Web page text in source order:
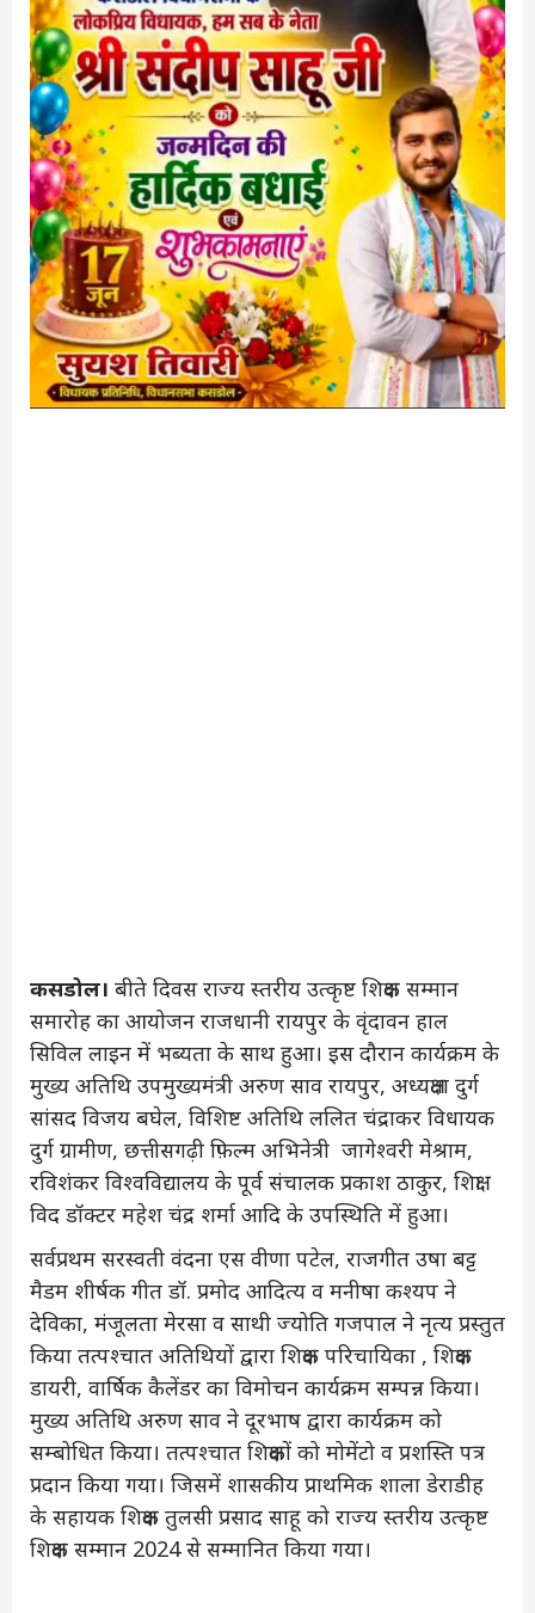
कसडोल। बीते दिवस राज्य स्तरीय उत्कृष्ट शिक्षक सम्मान
समारोह का आयोजन राजधानी रायपुर के वृंदावन हाल
सिविल लाइन में भब्यता के साथ हुआ। इस दौरान कार्यक्रम के
मुख्य अतिथि उपमुख्यमंत्री अरुण साव रायपुर, अध्यक्षता दुर्ग
सांसद विजय बघेल, विशिष्ट अतिथि ललित चंद्राकर विधायक
दुर्ग ग्रामीण, छत्तीसगढ़ी फ़िल्म अभिनेत्री जागेश्वरी मेश्राम,
रविशंकर विश्वविद्यालय के पूर्व संचालक प्रकाश ठाकुर, शिक्षा
विद डॉक्टर महेश चंद्र शर्मा आदि के उपस्थिति में हुआ।
सर्वप्रथम सरस्वती वंदना एस वीणा पटेल, राजगीत उषा बट्ट
मैडम शीर्षक गीत डॉ. प्रमोद आदित्य व मनीषा कश्यप ने
देविका, मंजूलता मेरसा व साथी ज्योति गजपाल ने नृत्य प्रस्तुत
किया तत्पश्चात अतिथियों द्वारा शिक्षक परिचायिका , शिक्षक
डायरी, वार्षिक कैलेंडर का विमोचन कार्यक्रम सम्पन्न किया।
मुख्य अतिथि अरुण साव ने दूरभाष द्वारा कार्यक्रम को
सम्बोधित किया। तत्पश्चात शिक्षकों को मोमेंटो व प्रशस्ति पत्र
प्रदान किया गया। जिसमें शासकीय प्राथमिक शाला डेराडीह
के सहायक शिक्षक तुलसी प्रसाद साहू को राज्य स्तरीय उत्कृष्ट
शिक्षक सम्मान 2024 से सम्मानित किया गया।